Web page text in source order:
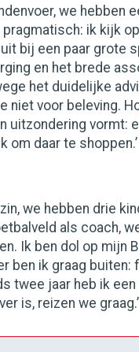
we hebben
ik kijk
bij een paar grote
en het brede
het duidelijke
niet voor beleving.
uitzondering vormt:
om daar te shoppen.’
we hebben drie
als coach,
Ik ben dol op mijn
ben ik graag buiten:
twee jaar heb ik
is, reizen we graag.’